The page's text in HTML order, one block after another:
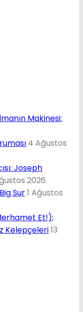
Makinesi:
4 Ağustos
Joseph
2026
Sur1 Ağustos
Et!);
Kelepçeleri13